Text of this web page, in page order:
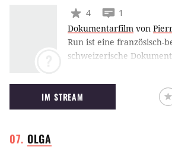
4
1
Dokumentarfilm von
Run ist eine französisch-
schweizerische
mittlerweile jeden Tag
Menschen nachgehen.
IM STREAM
OLGA